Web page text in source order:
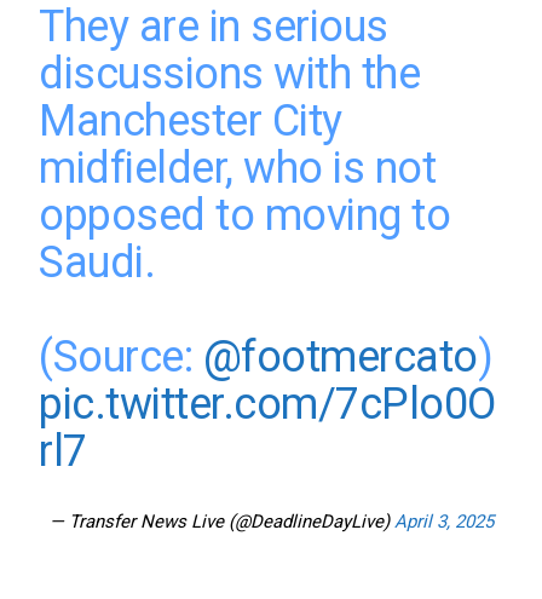
They are in serious
discussions with the
Manchester City
midfielder, who is not
opposed to moving to
Saudi.
(Source: @footmercato)
pic.twitter.com/7cPlo0O
rl7
— Transfer News Live (@DeadlineDayLive)April 3, 2025